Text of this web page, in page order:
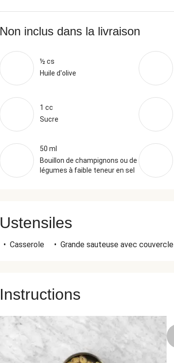
Non inclus dans la livraison
½ cs
Huile d'olive
1 cc
Sucre
50 ml
Bouillon de champignons ou de
légumes à faible teneur en sel
Ustensiles
• Casserole • Grande sauteuse avec couvercle
Instructions